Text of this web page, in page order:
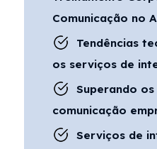
Comunicação no
Tendências
os serviços de
Superando
comunicação
Serviços de